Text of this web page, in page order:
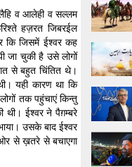
व आलेही व सल्लम
हज़रत जिबरईल
कि जिसमें ईश्वर कह
जा चुकी है उसे लोगों
से बहुत चिंतित थे।
यही कारण था कि
तक पहुंचाएं किन्तु
ईश्वर ने पैग़म्बरे
उसके बाद ईश्वर
से ख़तरे से बचाएगा